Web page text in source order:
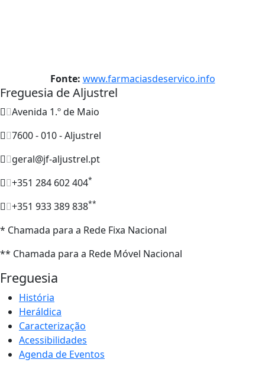
Fonte: www.farmaciasdeservico.info
Freguesia de Aljustrel
Avenida 1.º de Maio
7600 - 010 - Aljustrel
geral@jf-aljustrel.pt
+351 284 602 404*
+351 933 389 838**
* Chamada para a Rede Fixa Nacional
** Chamada para a Rede Móvel Nacional
Freguesia
História
Heráldica
Caracterização
Acessibilidades
Agenda de Eventos